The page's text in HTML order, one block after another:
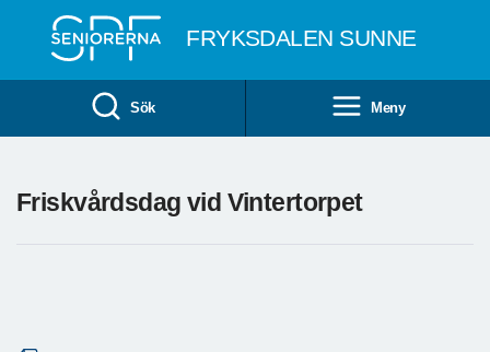
FRYKSDALEN SUNNE
Sök Meny
Friskvårdsdag vid Vintertorpet